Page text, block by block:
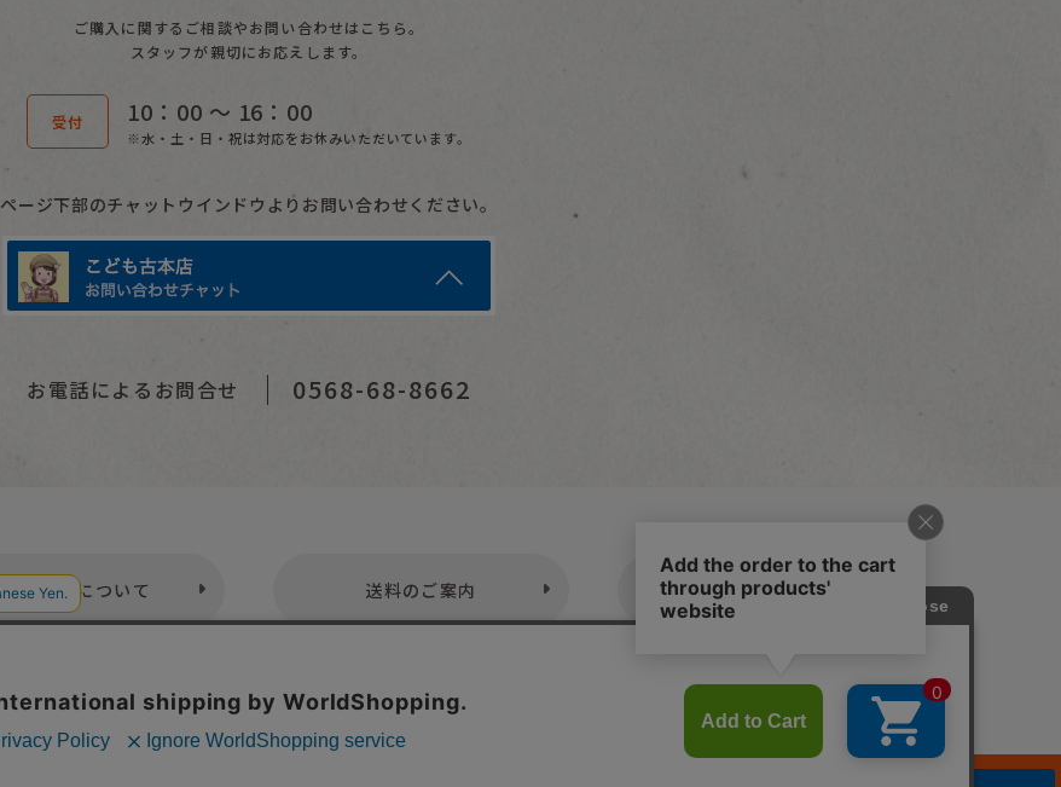
ご購入に関するご相談やお問い合わせはこちら。
スタッフが親切にお応えします。
受付 10：00 〜 16：00
※水・土・日・祝は対応をお休みいただいています。
ページ下部のチャットウインドウよりお問い合わせください。
お電話によるお問合せ 0568-68-8662
お支払いについて 送料のご案内 休業日のご案内
プライバシーポリシー 特定商取引法表示 お問い合わせ